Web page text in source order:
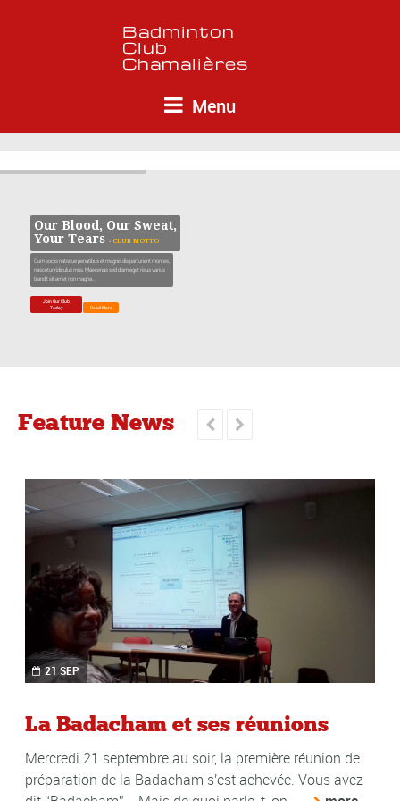
Menu
Our Blood, Our Sweat,
Your Tears - CLUB MOTTO
Cum sociis natoque penatibus et magnis dis parturient montes,
nascetur ridiculus mus. Maecenas sed diam eget risus varius
blandit sit amet non magna...
Join Our Club
Today
Read More
Feature News  
21 SEP
La Badacham et ses réunions
Mercredi 21 septembre au soir, la première réunion de
préparation de la Badacham s'est achevée. Vous avez